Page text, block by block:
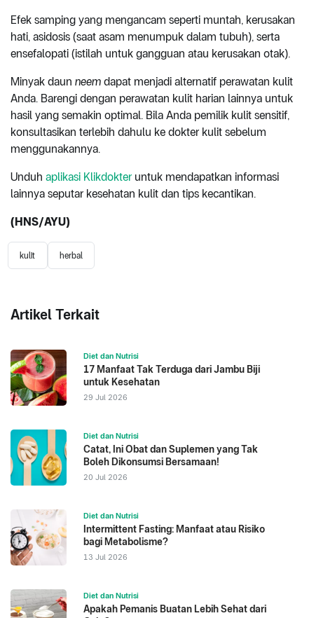
Efek samping yang mengancam seperti muntah, kerusakan
hati, asidosis (saat asam menumpuk dalam tubuh), serta
ensefalopati (istilah untuk gangguan atau kerusakan otak).
Minyak daun neem dapat menjadi alternatif perawatan kulit
Anda. Barengi dengan perawatan kulit harian lainnya untuk
hasil yang semakin optimal. Bila Anda pemilik kulit sensitif,
konsultasikan terlebih dahulu ke dokter kulit sebelum
menggunakannya.
Unduh aplikasi Klikdokter untuk mendapatkan informasi
lainnya seputar kesehatan kulit dan tips kecantikan.
(HNS/AYU)
kulit herbal
Artikel Terkait
Diet dan Nutrisi
17 Manfaat Tak Terduga dari Jambu Biji
untuk Kesehatan
29 Jul 2026
Diet dan Nutrisi
Catat, Ini Obat dan Suplemen yang Tak
Boleh Dikonsumsi Bersamaan!
20 Jul 2026
Diet dan Nutrisi
Intermittent Fasting: Manfaat atau Risiko
bagi Metabolisme?
13 Jul 2026
Diet dan Nutrisi
Apakah Pemanis Buatan Lebih Sehat dari